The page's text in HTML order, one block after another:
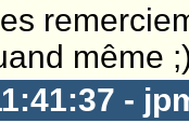
même
-